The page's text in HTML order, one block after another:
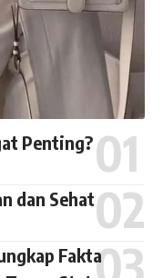
Penting?
dan Sehat
Fakta